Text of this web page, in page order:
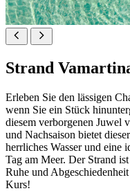
Strand
Erleben Sie den lässigen
wenn Sie ein Stück
diesem verborgenen Juwel
und Nachsaison bietet
herrliches Wasser und eine
Tag am Meer. Der Strand
Ruhe und
Kurs!